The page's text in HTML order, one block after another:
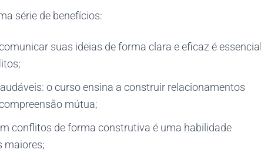
série de benefícios:
suas ideias de forma clara e eficaz é essencial
o curso ensina a construir relacionamentos
mútua;
conflitos de forma construtiva é uma habilidade
maiores;